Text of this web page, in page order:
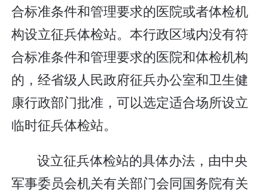
合标准条件和管理要求的医院或者体检机
构设立征兵体检站。本行政区域内没有符
合标准条件和管理要求的医院和体检机构
的，经省级人民政府征兵办公室和卫生健
康行政部门批准，可以选定适合场所设立
临时征兵体检站。
设立征兵体检站的具体办法，由中央
军事委员会机关有关部门会同国务院有关